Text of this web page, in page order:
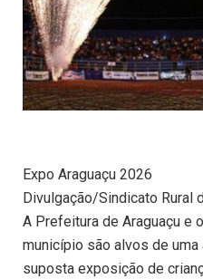
Expo Araguaçu 2026
Divulgação/Sindicato Rural
A Prefeitura de Araguaçu e
município são alvos de
suposta exposição de